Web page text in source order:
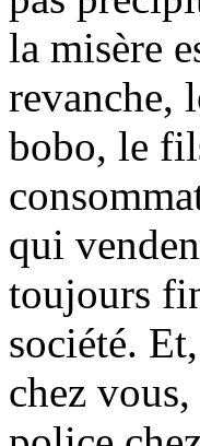
la misère
revanche,
bobo, le
qui
toujours
société.
chez